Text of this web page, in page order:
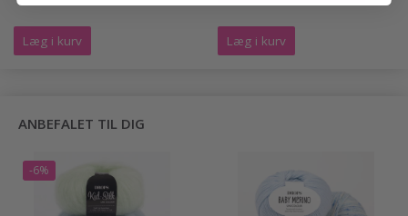
Læg i kurv Læg i kurv
ANBEFALET TIL DIG
-6%